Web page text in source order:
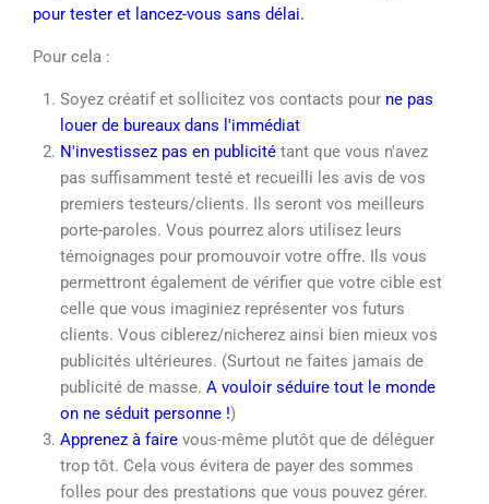
pour tester et lancez-vous sans délai.
Pour cela :
Soyez créatif et sollicitez vos contacts pour ne pas
louer de bureaux dans l'immédiat
N'investissez pas en publicité tant que vous n'avez
pas suffisamment testé et recueilli les avis de vos
premiers testeurs/clients. Ils seront vos meilleurs
porte-paroles. Vous pourrez alors utilisez leurs
témoignages pour promouvoir votre offre. Ils vous
permettront également de vérifier que votre cible est
celle que vous imaginiez représenter vos futurs
clients. Vous ciblerez/nicherez ainsi bien mieux vos
publicités ultérieures. (Surtout ne faites jamais de
publicité de masse. A vouloir séduire tout le monde
on ne séduit personne !)
Apprenez à faire vous-même plutôt que de déléguer
trop tôt. Cela vous évitera de payer des sommes
folles pour des prestations que vous pouvez gérer.